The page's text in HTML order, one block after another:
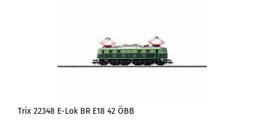
Trix 22348 E-Lok BR E18 42 ÖBB